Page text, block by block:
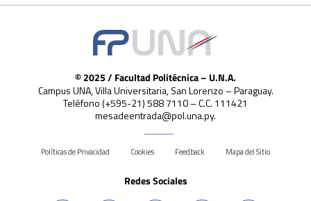
© 2025 / Facultad Politécnica – U.N.A.
Campus UNA, Villa Universitaria, San Lorenzo – Paraguay.
Teléfono (+595-21) 588 7110 – C.C. 111421
mesadeentrada@pol.una.py.
Políticas de Privacidad Cookies Feedback Mapa del Sitio
Redes Sociales